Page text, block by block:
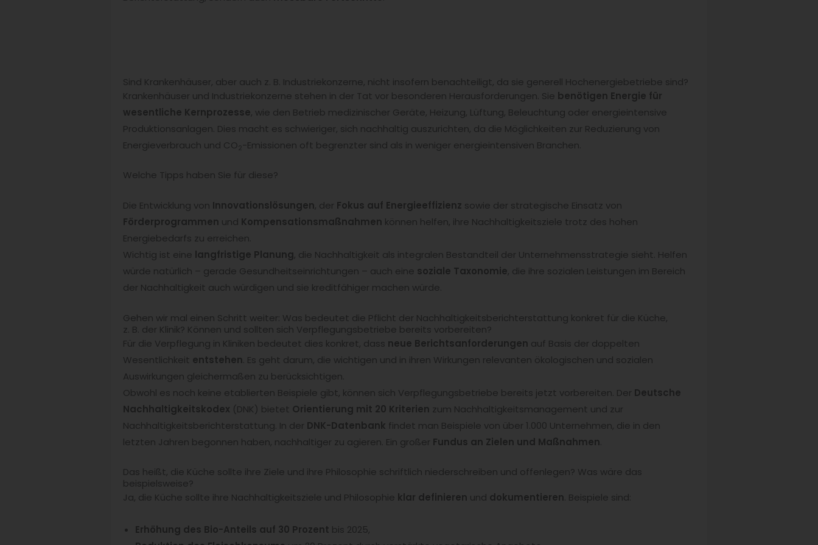
Sind Krankenhäuser, aber auch z. B. Indus­triekonzerne, nicht insofern benachteiligt, da sie generell Hochenergiebetriebe sind?
Krankenhäuser und Industriekonzerne stehen in der Tat vor besonderen He­rausforderungen. Sie benötigen Energie für
wesentliche Kernprozesse, wie den Betrieb medizinischer Geräte, Heizung, Lüftung, Beleuchtung oder energieintensive
Produktionsanlagen. Dies macht es schwieriger, sich nachhaltig auszurichten, da die Möglichkeiten zur Reduzierung von
Energieverbrauch und CO2 -Emissionen oft begrenzter sind als in weniger energieintensiven Branchen.
Welche Tipps haben Sie für diese?
Die Entwicklung von Innovationslösungen, der Fokus auf Energie­effizienz sowie der strategische Einsatz von
Förderprogrammen und Kompensationsmaßnahmen können helfen, ihre Nachhaltigkeitsziele trotz des hohen
Energiebedarfs zu erreichen.
Wichtig ist eine langfristige Planung, die Nachhaltigkeit als integralen Bestandteil der Unternehmensstrategie sieht. Helfen
würde natürlich – gerade Gesundheitseinrichtungen – auch eine soziale Taxonomie, die ihre sozialen Leistungen im Bereich
der Nachhaltigkeit auch würdigen und sie kreditfähiger machen würde.
Gehen wir mal einen Schritt weiter: Was bedeutet die Pflicht der Nachhaltigkeitsberichterstattung konkret für die Küche,
z. B. der Klinik? Können und sollten sich Verpflegungsbetriebe bereits vorbereiten?
Für die Verpflegung in Kliniken bedeutet dies konkret, dass neue Berichtsanforderungen auf Basis der doppelten
Wesentlichkeit entstehen . Es geht darum, die wichtigen und in ihren Wirkungen relevanten ökologischen und sozialen
Auswirkungen gleichermaßen zu berücksichtigen.
Obwohl es noch keine etablierten Beispiele gibt, können sich Verpflegungsbetriebe bereits jetzt vorbereiten. Der Deutsche
Nachhaltigkeitskodex (DNK) bietet Orientierung mit 20 Kriterien zum Nachhaltigkeitsmanagement und zur
Nachhaltigkeitsberichterstattung. In der DNK-Datenbank findet man Beispiele von über 1.000 Unternehmen, die in den
letzten Jahren begonnen haben, nachhaltiger zu agieren. Ein großer Fundus an Zielen und Maßnahmen
Das heißt, die Küche sollte ihre Ziele und ihre Philosophie schriftlich niederschreiben und offenlegen? Was wäre das
beispielsweise?
Ja, die Küche sollte ihre Nachhaltigkeitsziele und Philosophie klar definieren und dokumentieren . Beispiele sind:
Erhöhung des Bio-Anteils auf 30 Prozent bis 2025,